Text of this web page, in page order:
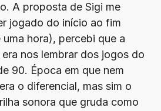
A proposta de Sigi me
jogado do início ao fim
hora), percebi que a
nos lembrar dos jogos do
90. Época em que nem
o diferencial, mas sim o
sonora que gruda como